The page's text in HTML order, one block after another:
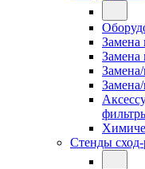
Замена
Стенды сход-